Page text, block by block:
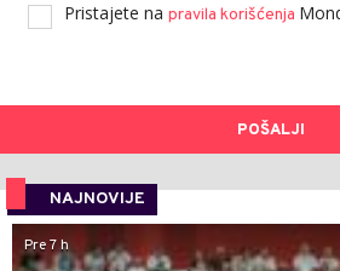
Pristajete na pravila korišćenja
POŠALJI
NAJNOVIJE
Pre 7 h